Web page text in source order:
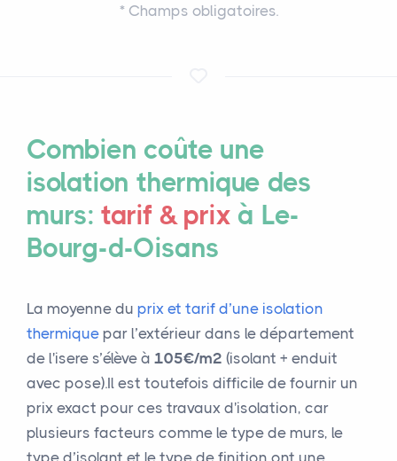
*Champs obligatoires.
Combien coûte une
isolation thermique des
murs: tarif & prix à Le-
Bourg-d-Oisans
La moyenne du prix et tarif d’une isolation
thermique par l’extérieur dans le département
de l'isere s’élève à 105€/m² (isolant + enduit
avec pose).Il est toutefois difficile de fournir un
prix exact pour ces travaux d'isolation, car
plusieurs facteurs comme le type de murs, le
type d’isolant et le type de finition ont une